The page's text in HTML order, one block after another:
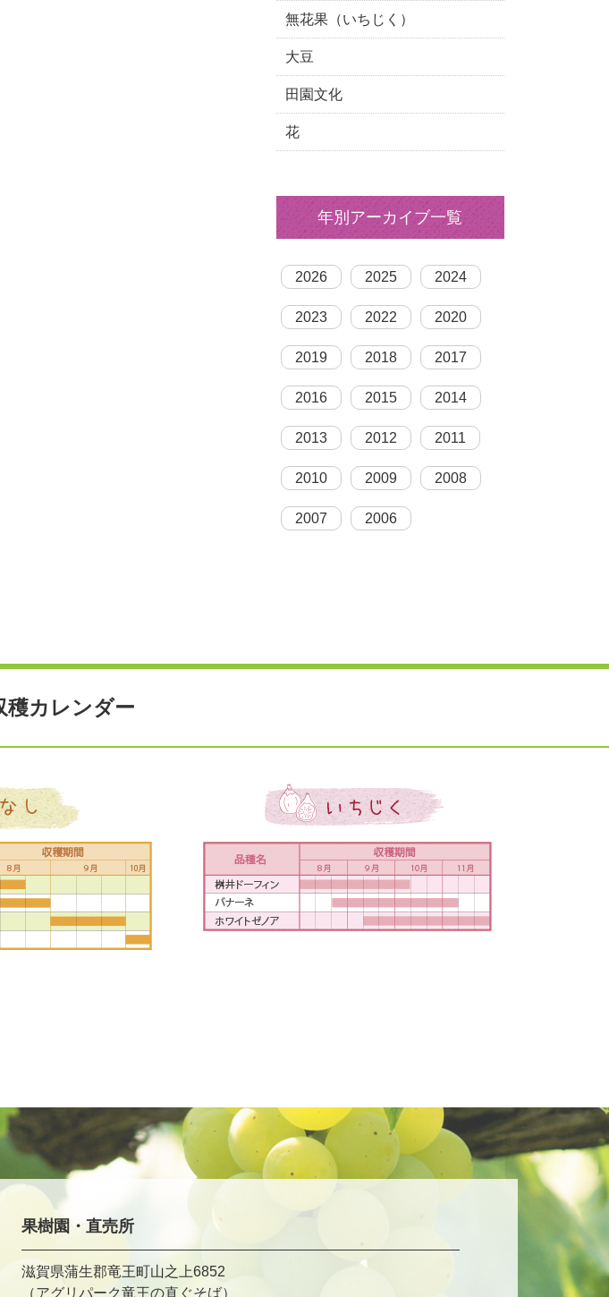
無花果（いちじく）
大豆
田園文化
花
年別アーカイブ一覧
2026 2025 2024
2023 2022 2020
2019 2018 2017
2016 2015 2014
2013 2012 2011
2010 2009 2008
2007 2006
穫カレンダー
果樹園・直売所
滋賀県蒲生郡竜王町山之上6852
（アグリパーク竜王の直ぐそば）